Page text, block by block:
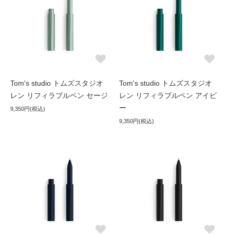
Tom's studio トムズスタジオ
レン リフィラブルペン セージ
9,350円(税込)
Tom's studio トムズスタジオ
レン リフィラブルペン アイビ
ー
9,350円(税込)